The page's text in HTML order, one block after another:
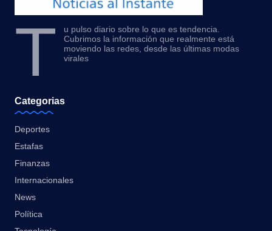
T
u pulso diario sobre lo que es tendencia.
Cubrimos la información que realmente está
moviendo las redes, desde las últimas modas
virales
Categorias
Deportes
Estafas
Finanzas
Internacionales
News
Política